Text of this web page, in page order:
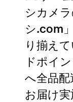
シカメ
シ.com
り揃え
ドポイ
へ全品配
お届け実